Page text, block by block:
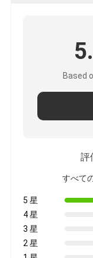
Based
評
すべて
5 星
4 星
3 星
2 星